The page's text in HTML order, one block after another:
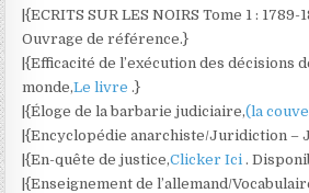
|{ECRITS SUR LES NOIRS Tome 1 : 1789-
Ouvrage de référence.}
|{Efficacité de l’exécution des décisions
monde,Le livre.}
|{Éloge de la barbarie judiciaire,(la
|{Encyclopédie anarchiste/Juridiction –
|{En-quête de justice,Clicker Ici.
|{Enseignement de l’allemand/